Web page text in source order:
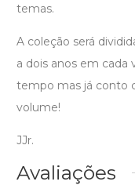
temas.
A coleção será
a dois anos em cada
tempo mas já conto
volume!
JJr.
Avaliações